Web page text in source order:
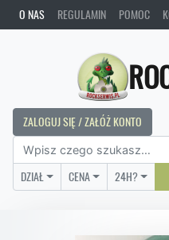
O NAS REGULAMIN POMOC
ZALOGUJ SIĘ / ZAŁÓŻ KONTO
DZIAŁ CENA 24H?